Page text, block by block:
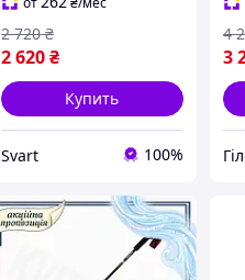
products-for-life-
2 620₴
2 720 ₴
Купить
Svart 100%
33
3
4